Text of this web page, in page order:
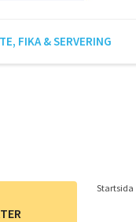
FIKA & SERVERING
Startsida